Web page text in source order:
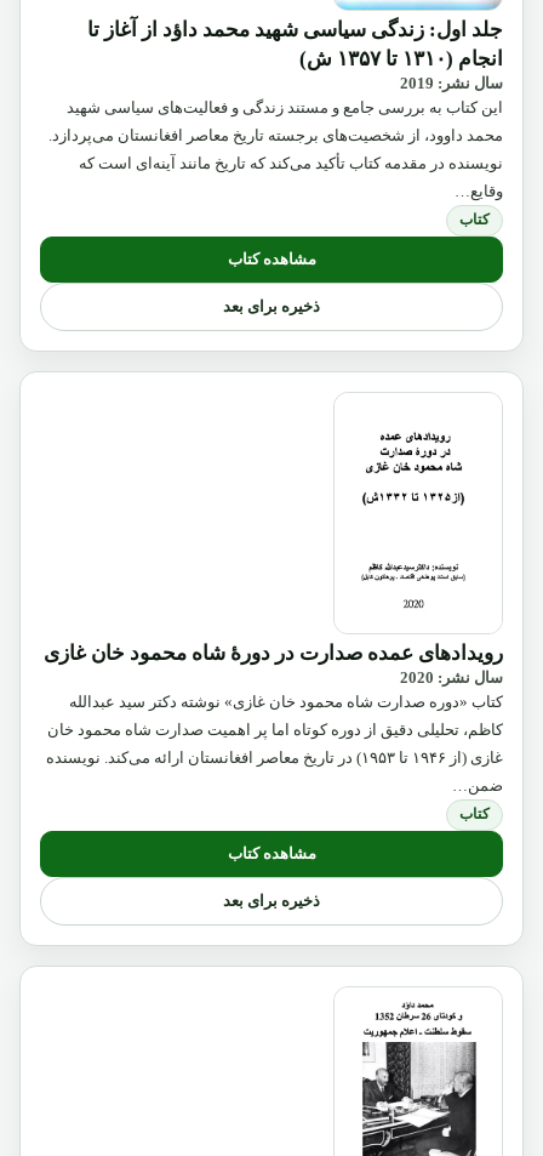
جلد اول: زندگی سیاسی شهید محمد داؤد از آغاز تا
انجام (۱۳۱۰ تا ۱۳۵۷ ش)
سال نشر: 2019
این کتاب به بررسی جامع و مستند زندگی و فعالیت‌های سیاسی شهید
محمد داوود، از شخصیت‌های برجسته تاریخ معاصر افغانستان می‌پردازد.
نویسنده در مقدمه کتاب تأکید می‌کند که تاریخ مانند آینه‌ای است که
وقایع…
کتاب
مشاهده کتاب
ذخیره برای بعد
رویدادهای عمده صدارت در دورۀ شاه محمود خان غازی
سال نشر: 2020
کتاب «دوره صدارت شاه محمود خان غازی» نوشته دکتر سید عبدالله
کاظم، تحلیلی دقیق از دوره کوتاه اما پر اهمیت صدارت شاه محمود خان
غازی (از ۱۹۴۶ تا ۱۹۵۳) در تاریخ معاصر افغانستان ارائه می‌کند. نویسنده
ضمن…
کتاب
مشاهده کتاب
ذخیره برای بعد